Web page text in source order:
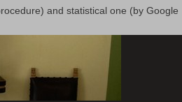
and statistical one (by Google